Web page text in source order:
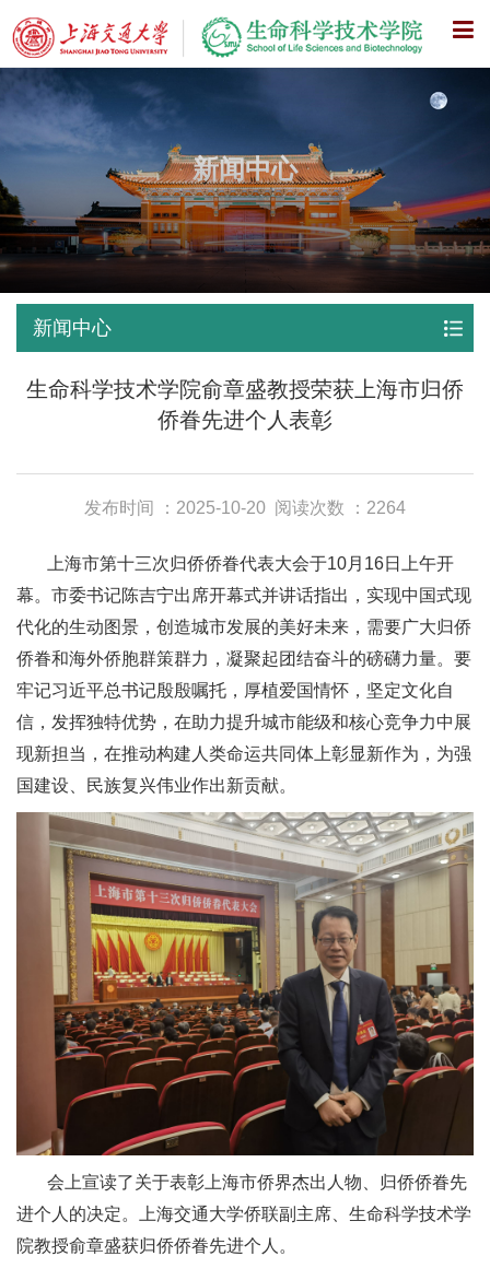
X
新闻中心
新闻中心
生命科学技术学院俞章盛教授荣获上海市归侨
侨眷先进个人表彰
发布时间 ：2025-10-20 阅读次数 ：2264
上海市第十三次归侨侨眷代表大会于10月16日上午开
幕。市委书记陈吉宁出席开幕式并讲话指出，实现中国式现
代化的生动图景，创造城市发展的美好未来，需要广大归侨
侨眷和海外侨胞群策群力，凝聚起团结奋斗的磅礴力量。要
牢记习近平总书记殷殷嘱托，厚植爱国情怀，坚定文化自
信，发挥独特优势，在助力提升城市能级和核心竞争力中展
现新担当，在推动构建人类命运共同体上彰显新作为，为强
国建设、民族复兴伟业作出新贡献。
会上宣读了关于表彰上海市侨界杰出人物、归侨侨眷先
进个人的决定。上海交通大学侨联副主席、生命科学技术学
院教授俞章盛获归侨侨眷先进个人。